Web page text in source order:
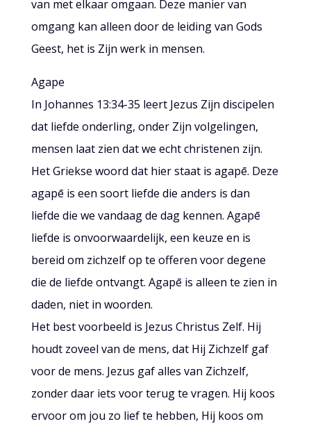
van met elkaar omgaan. Deze manier van
omgang kan alleen door de leiding van Gods
Geest, het is Zijn werk in mensen.
Agape
In Johannes 13:34-35 leert Jezus Zijn discipelen
dat liefde onderling, onder Zijn volgelingen,
mensen laat zien dat we echt christenen zijn.
Het Griekse woord dat hier staat is agapē. Deze
agapē is een soort liefde die anders is dan
liefde die we vandaag de dag kennen. Agapē
liefde is onvoorwaardelijk, een keuze en is
bereid om zichzelf op te offeren voor degene
die de liefde ontvangt. Agapē is alleen te zien in
daden, niet in woorden.
Het best voorbeeld is Jezus Christus Zelf. Hij
houdt zoveel van de mens, dat Hij Zichzelf gaf
voor de mens. Jezus gaf alles van Zichzelf,
zonder daar iets voor terug te vragen. Hij koos
ervoor om jou zo lief te hebben, Hij koos om